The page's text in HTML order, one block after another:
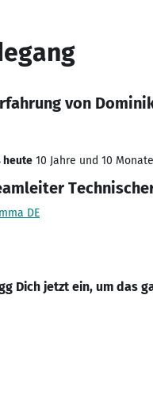
von
heute 10 Jahre und 10
DE
Dich jetzt ein, um das